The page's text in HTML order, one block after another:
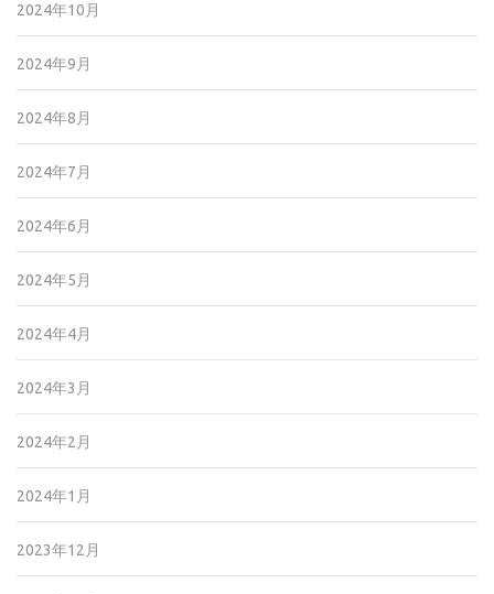
2024年10月
2024年9月
2024年8月
2024年7月
2024年6月
2024年5月
2024年4月
2024年3月
2024年2月
2024年1月
2023年12月